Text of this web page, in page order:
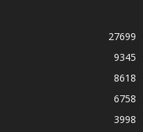
27699
9345
8618
6758
3998